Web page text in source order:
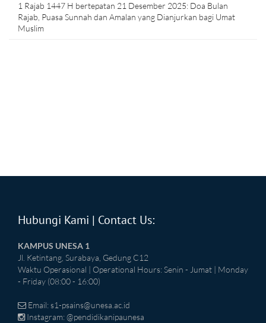
1 Rajab 1447 H bertepatan 21 Desember 2025: Doa Bulan
Rajab, Puasa Sunnah dan Amalan yang Dianjurkan bagi Umat
Muslim
Hubungi Kami | Contact Us:
KAMPUS UNESA 1
Jl. Ketintang, Surabaya, Gedung C12
Waktu Operasional | Operational Hours: Senin - Jumat | Monday
- Friday (08:00 - 16:00)
Email:s1-psains@unesa.ac.id
Instagram: @pendidikanipaunesa